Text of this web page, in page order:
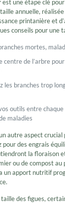
est une étape clé
annuelle,
printanière et
conseils pour une
mortes,
centre de l’arbre
les branches trop
outils entre
maladies
autre aspect crucial
pour des engrais
la floraison
ou de compost au
un apport nutritif
des figues,